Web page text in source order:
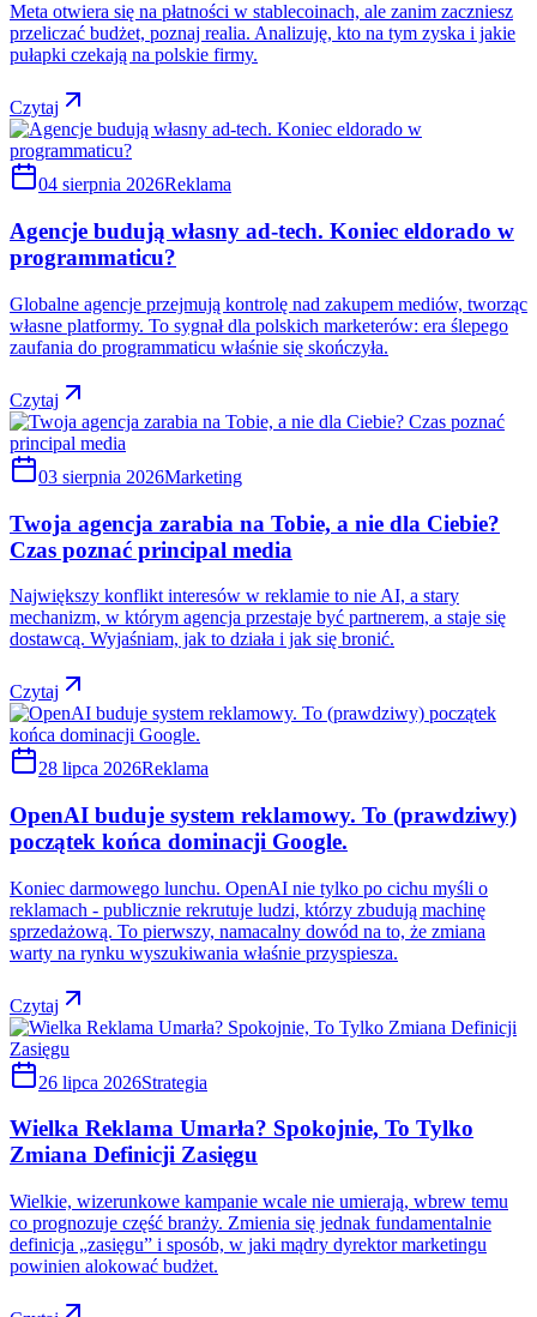
Meta otwiera się na płatności w stablecoinach, ale zanim zaczniesz
przeliczać budżet, poznaj realia. Analizuję, kto na tym zyska i jakie
pułapki czekają na polskie firmy.
Czytaj
04 sierpnia 2026Reklama
Agencje budują własny ad-tech. Koniec eldorado w
programmaticu?
Globalne agencje przejmują kontrolę nad zakupem mediów, tworząc
własne platformy. To sygnał dla polskich marketerów: era ślepego
zaufania do programmaticu właśnie się skończyła.
Czytaj
03 sierpnia 2026Marketing
Twoja agencja zarabia na Tobie, a nie dla Ciebie?
Czas poznać principal media
Największy konflikt interesów w reklamie to nie AI, a stary
mechanizm, w którym agencja przestaje być partnerem, a staje się
dostawcą. Wyjaśniam, jak to działa i jak się bronić.
Czytaj
28 lipca 2026Reklama
OpenAI buduje system reklamowy. To (prawdziwy)
początek końca dominacji Google.
Koniec darmowego lunchu. OpenAI nie tylko po cichu myśli o
reklamach - publicznie rekrutuje ludzi, którzy zbudują machinę
sprzedażową. To pierwszy, namacalny dowód na to, że zmiana
warty na rynku wyszukiwania właśnie przyspiesza.
Czytaj
26 lipca 2026Strategia
Wielka Reklama Umarła? Spokojnie, To Tylko
Zmiana Definicji Zasięgu
Wielkie, wizerunkowe kampanie wcale nie umierają, wbrew temu
co prognozuje część branży. Zmienia się jednak fundamentalnie
definicja „zasięgu” i sposób, w jaki mądry dyrektor marketingu
powinien alokować budżet.